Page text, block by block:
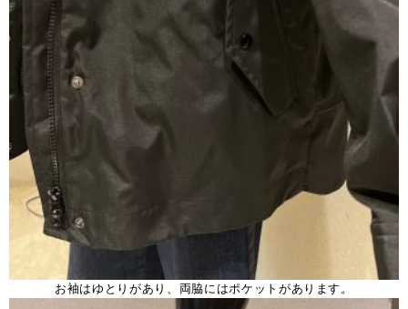
お袖はゆとりがあり、両脇にはポケットがあります。